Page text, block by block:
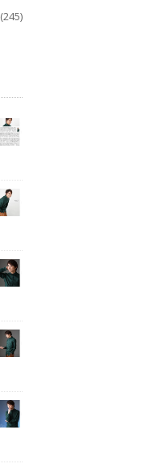
(245)